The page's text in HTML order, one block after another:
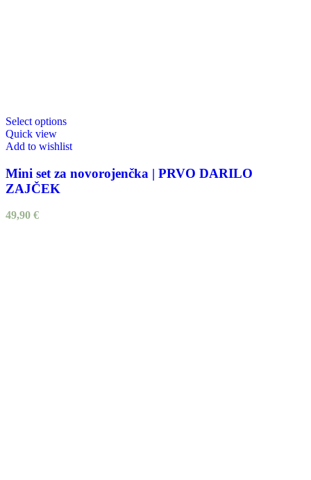
Select options
Quick view
Add to wishlist
Mini set za novorojenčka | PRVO DARILO
ZAJČEK
49,90 €